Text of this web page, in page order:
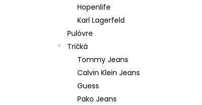
Hopenlife
Karl Lagerfeld
Pulóvre
Tričká
Tommy Jeans
Calvin Klein Jeans
Guess
Pako Jeans